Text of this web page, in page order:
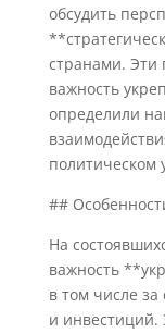
обсудить
странами. Эти
важность
определили
политическом
##
На
важность
в том числе
и инвестиций.